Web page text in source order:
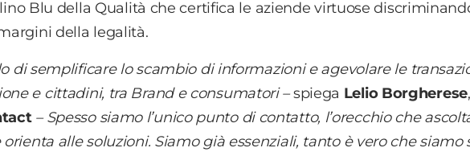
Blu della Qualità che certifica le aziende virtuose
della legalità.
di semplificare lo scambio di informazioni e agevolare le
e cittadini, tra Brand e consumatori –spiega Lelio Borgherese,
– Spesso siamo l’unico punto di contatto, l’orecchio che
alle soluzioni. Siamo già essenziali, tanto è vero che siamo